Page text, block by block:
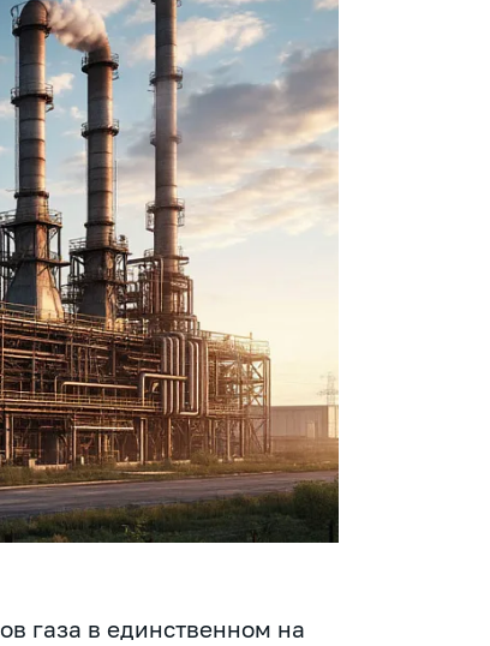
газа в единственном на